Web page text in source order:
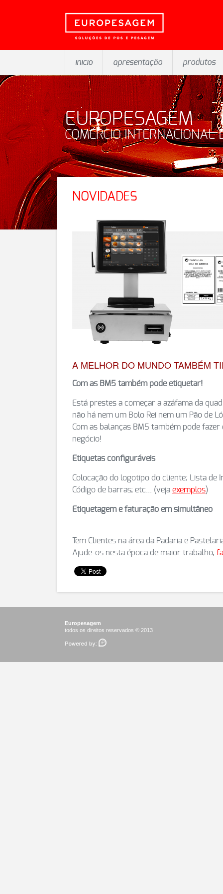
inicio apresentação produtos
EUROPESAGEM
COMÉRCIO
NOVIDADES
A MELHOR DO MUNDO TAMBÉM
Com as BM5 também pode etiquetar!
Está prestes a começar a azáfama da
não há nem um Bolo Rei nem um Pão de
Com as balanças BM5 também pode
negócio!
Etiquetas configuráveis
Colocação do logotipo do cliente; Lista de
Código de barras; etc... (veja exemplos)
Etiquetagem e faturação em simultâneo
Tem Clientes na área da Padaria e
Ajude-os nesta época de maior trabalho,
Europesagem
todos os direitos reservados © 2013